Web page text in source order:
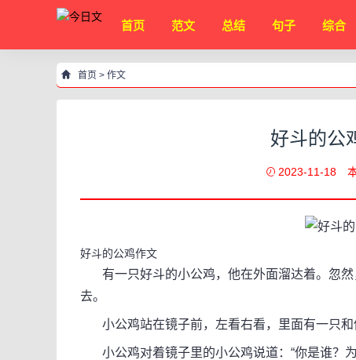
首页 范文 总结 句子 综合
首页 > 作文
好斗的公
2023-11-18
好斗的公鸡作文
有一只好斗的小公鸡，他在外面溜达着。忽然
去。
小公鸡站在镜子前，左看右看，里面有一只和
小公鸡对着镜子里的小公鸡说道：“你是谁？